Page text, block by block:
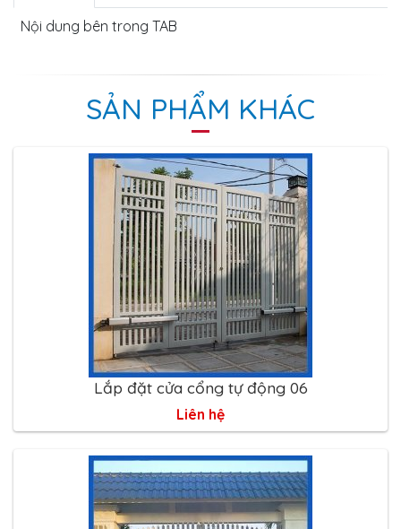
Nội dung bên trong TAB
SẢN PHẨM KHÁC
Lắp đặt cửa cổng tự động 06
Liên hệ